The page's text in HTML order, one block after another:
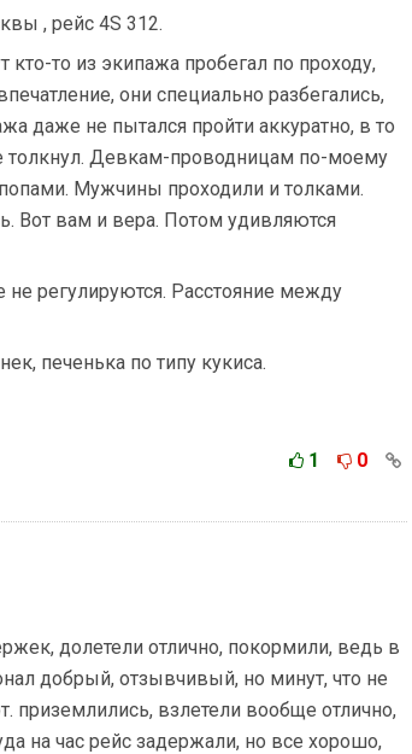
, рейс 4S 312.
то из экипажа пробегал по проходу,
они специально разбегались,
даже не пытался пройти аккуратно, в то
толкнул. Девкам-проводницам по-моему
Мужчины проходили и толками.
Вот вам и вера. Потом удивляются
регулируются. Расстояние между
печенька по типу кукиса.
1 0
долетели отлично, покормили, ведь в
добрый, отзывчивый, но минут, что не
приземлились, взлетели вообще отлично,
на час рейс задержали, но все хорошо,